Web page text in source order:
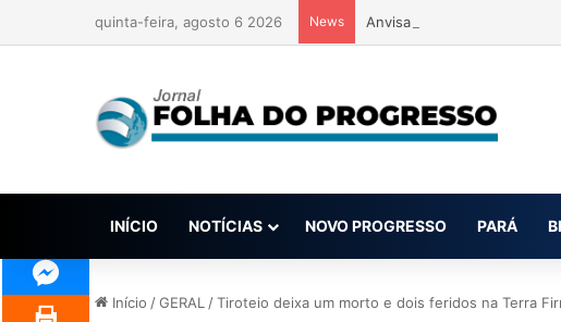
quinta-feira, agosto 6 2026 News Anvisa pode aprovar até
INÍCIO NOTÍCIAS NOVO PROGRESSO PARÁ
Início /GERAL /Tiroteio deixa um morto e dois feridos na Terra